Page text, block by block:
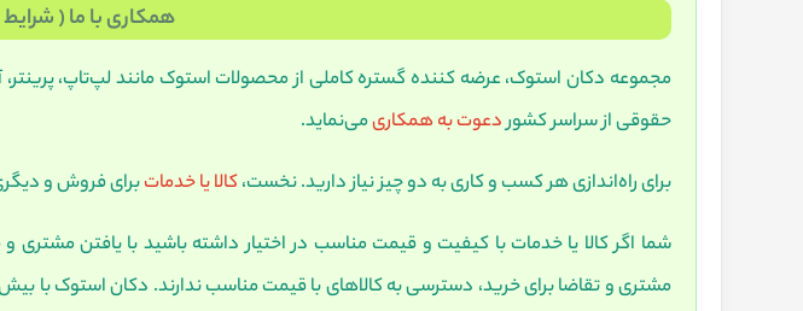
همکاری با ما (
مجموعه دکان استوک، عرضه کننده گستره کاملی از محصولات استوک مانند لپ‌تاپ، پرینتر،
حقوقی از سراسر کشوردعوت به همکاریمی‌نماید.
برای راه‌اندازی هر کسب و کاری به دو چیز نیاز دارید. نخست،کالا یا خدماتبرای فروش و
شما اگر کالا یا خدمات با کیفیت و قیمت مناسب در اختیار داشته باشید با یافتن
مشتری و تقاضا برای خرید، دسترسی به کالاهای با قیمت مناسب ندارند. دکان استوک با